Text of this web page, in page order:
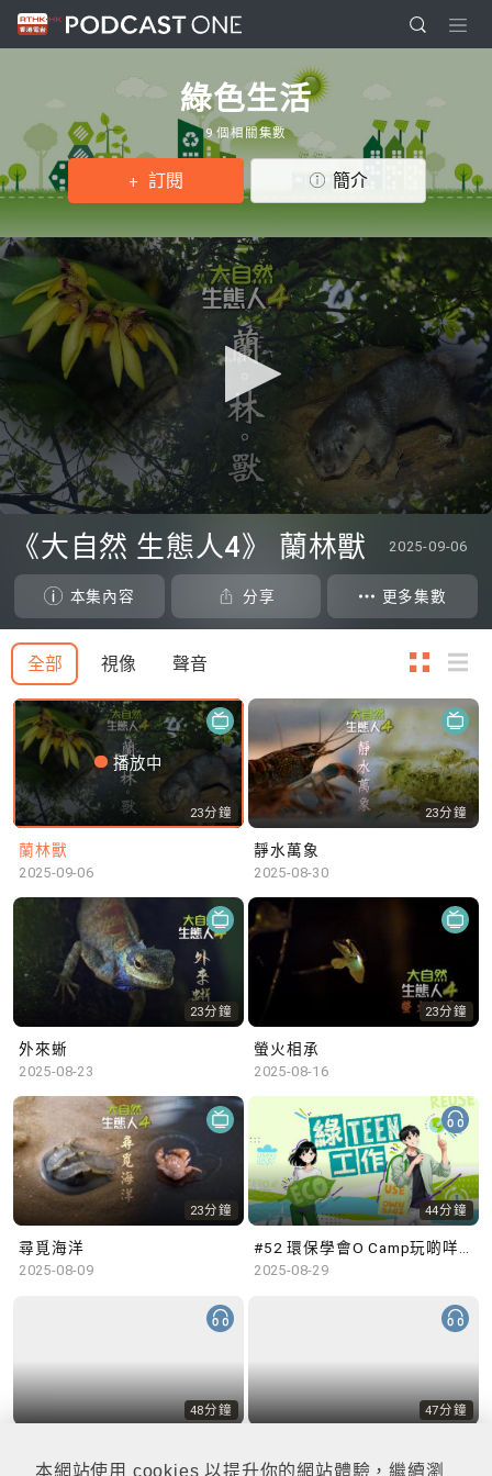
本網站使用 cookies 以提升你的網站體驗，繼續瀏
綠色生活
9 個相關集數
訂閱 簡介
seconds
seconds
《大自然 生態人4》 蘭林獸 2025-09-06
本集內容 分享 更多集數
全部 視像 聲音
播放中
23分鐘
蘭林獸
2025-09-06
23分鐘
靜水萬象
2025-08-30
23分鐘
外來蜥
2025-08-23
23分鐘
螢火相承
2025-08-16
23分鐘
尋覓海洋
2025-08-09
44分鐘
#52 環保學會O Camp玩啲咩？ | 參與學生: Sammi、Cardi、Charles (香港科技大學 環境管理及科技學生聯會)
2025-08-29
48分鐘
2025-08-22
47分鐘
2025-08-15